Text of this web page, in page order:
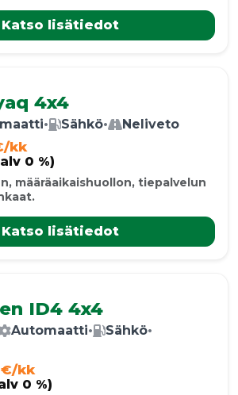
Katso lisätiedot
4x4
• Sähkö• Neliveto
kk
0 %)
määräaikaishuollon, tiepalvelun
Katso lisätiedot
ID4 4x4
Automaatti• Sähkö•
€/kk
0 %)